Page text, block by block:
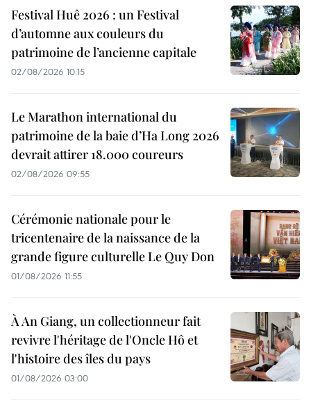
Festival Huê 2026 : un Festival
d’automne aux couleurs du
patrimoine de l’ancienne capitale
02/08/2026 10:15
Le Marathon international du
patrimoine de la baie d’Ha Long 2026
devrait attirer 18.000 coureurs
02/08/2026 09:55
Cérémonie nationale pour le
tricentenaire de la naissance de la
grande figure culturelle Le Quy Don
01/08/2026 11:55
À An Giang, un collectionneur fait
revivre l'héritage de l'Oncle Hô et
l'histoire des îles du pays
01/08/2026 03:00